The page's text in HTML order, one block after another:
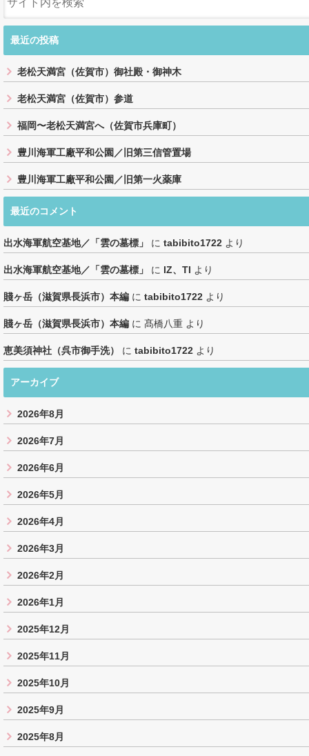
最近の投稿
老松天満宮（佐賀市）御社殿・御神木
老松天満宮（佐賀市）参道
福岡〜老松天満宮へ（佐賀市兵庫町）
豊川海軍工廠平和公園／旧第三信管置場
豊川海軍工廠平和公園／旧第一火薬庫
最近のコメント
出水海軍航空基地／「雲の墓標」 に tabibito1722 より
出水海軍航空基地／「雲の墓標」 に IZ、TI より
賤ヶ岳（滋賀県長浜市）本編 に tabibito1722 より
賤ヶ岳（滋賀県長浜市）本編 に 髙橋八重 より
恵美須神社（呉市御手洗） に tabibito1722 より
アーカイブ
2026年8月
2026年7月
2026年6月
2026年5月
2026年4月
2026年3月
2026年2月
2026年1月
2025年12月
2025年11月
2025年10月
2025年9月
2025年8月